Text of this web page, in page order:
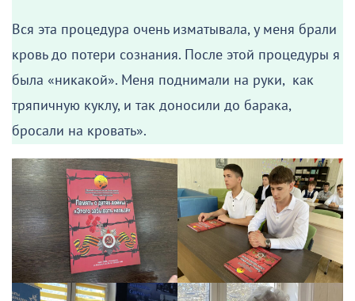
Вся эта процедура очень изматывала, у меня брали
кровь до потери сознания. После этой процедуры я
была «никакой». Меня поднимали на руки, как
тряпичную куклу, и так доносили до барака,
бросали на кровать».